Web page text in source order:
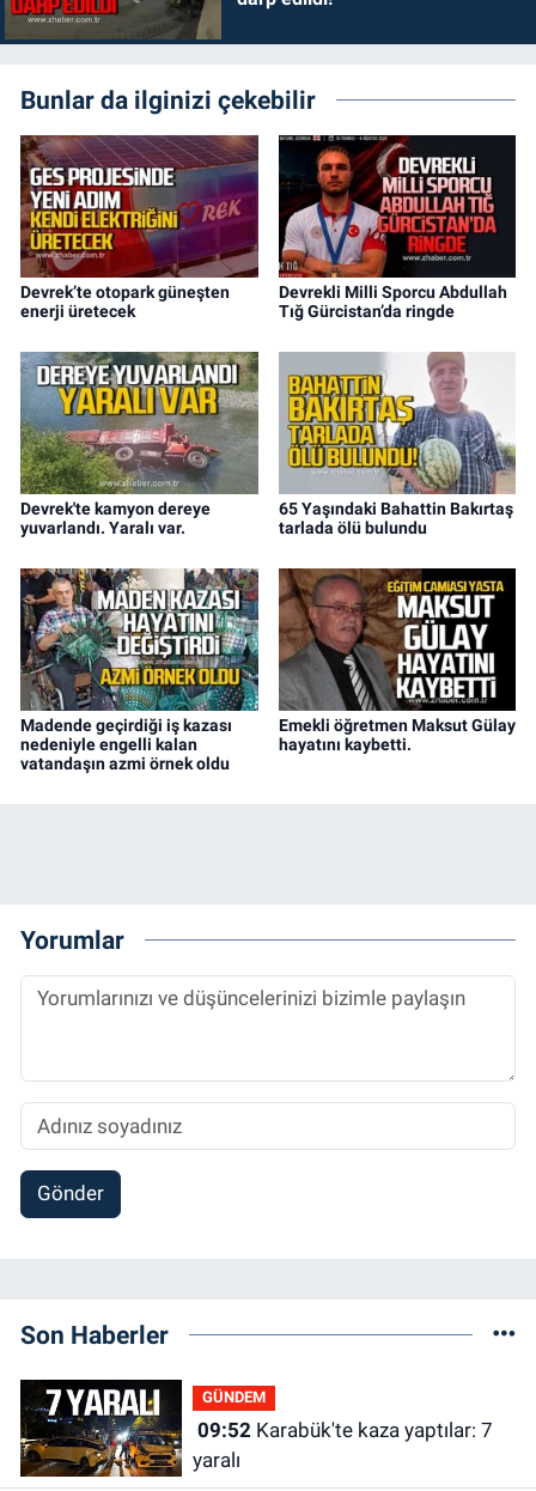
Bunlar da ilginizi çekebilir
Devrek’te otopark güneşten
enerji üretecek
Devrekli Milli Sporcu Abdullah
Tığ Gürcistan’da ringde
Devrek'te kamyon dereye
yuvarlandı. Yaralı var.
65 Yaşındaki Bahattin Bakırtaş
tarlada ölü bulundu
Madende geçirdiği iş kazası
nedeniyle engelli kalan
vatandaşın azmi örnek oldu
Emekli öğretmen Maksut Gülay
hayatını kaybetti.
Yorumlar
Gönder
Son Haberler
GÜNDEM
09:52Karabük'te kaza yaptılar: 7
yaralı